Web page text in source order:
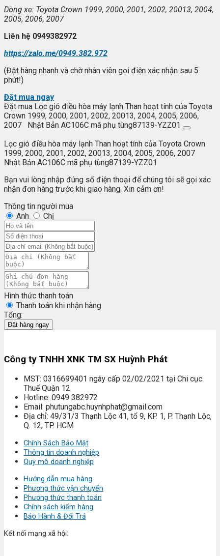
Dòng xe: Toyota Crown 1999, 2000, 2001, 2002, 20013, 2004,
2005, 2006, 2007
Liên hệ 0949382972
https://zalo.me/0949.382.972
(Đặt hàng nhanh và chờ nhân viên gọi điện xác nhận sau 5
phút!)
Đặt mua ngay
Đặt mua Lọc gió điều hòa máy lạnh Than hoạt tính của Toyota
Crown 1999, 2000, 2001, 2002, 20013, 2004, 2005, 2006,
2007 Nhật Bản AC106C mã phụ tùng87139-YZZ01
Lọc gió điều hòa máy lạnh Than hoạt tính của Toyota Crown
1999, 2000, 2001, 2002, 20013, 2004, 2005, 2006, 2007
Nhật Bản AC106C mã phụ tùng87139-YZZ01
Bạn vui lòng nhập đúng số điện thoại để chúng tôi sẽ gọi xác
nhận đơn hàng trước khi giao hàng. Xin cảm ơn!
Thông tin người mua
Anh
Chị
Hình thức thanh toán
Thanh toán khi nhận hàng
Tổng:
Đặt hàng ngay
Công ty TNHH XNK TM SX Huỳnh Phát
MST: 0316699401 ngày cấp 02/02/2021 tại Chi cục
Thuế Quận 12
Hotline: 0949 382972
Email: phutungabc.huynhphat@gmail.com
Địa chỉ: 49/31/3 Thạnh Lộc 41, tổ 9, KP. 1, P. Thạnh Lộc,
Q. 12, TP. HCM
Chính Sách Bảo Mật
Thông tin doanh nghiệp
Quy mô doanh nghiệp
Hướng dẫn mua hàng
Phương thức vận chuyển
Phương thức thanh toán
Chính sách kiểm hàng
Bảo Hành & Đổi Trả
Kết nối mạng xã hội: